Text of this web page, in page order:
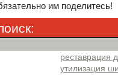
им поделитесь!
реставрация
утилизация